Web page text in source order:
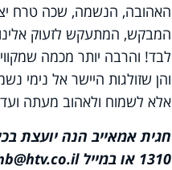
האהובה, הנשמה, שכה טרח
המבקש, המתעקש לזעוק אלינו,
לבד! והרבה יותר מכמה
והן שזולגות היישר אל נימי
אלא לשמוח ולאהוב מעתה
חגית אמאייב הנה יועצת
1310 או במייל